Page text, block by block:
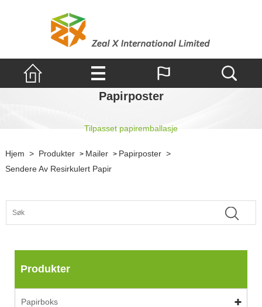
Papirposter
Tilpasset papiremballasje
Hjem > Produkter > Mailer > Papirposter >
Sendere Av Resirkulert Papir
Produkter
Papirboks